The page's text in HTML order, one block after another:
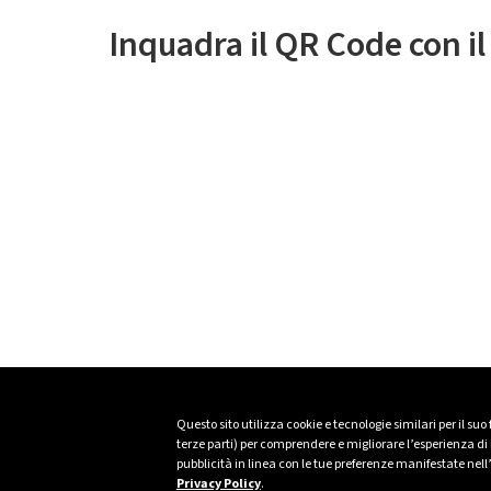
Questo sito utilizza cookie e tecnologie similari per il
terze parti) per comprendere e migliorare l’esperienza
pubblicità in linea con le tue preferenze manifestate
Privacy Policy.
Inquadra il QR Code con